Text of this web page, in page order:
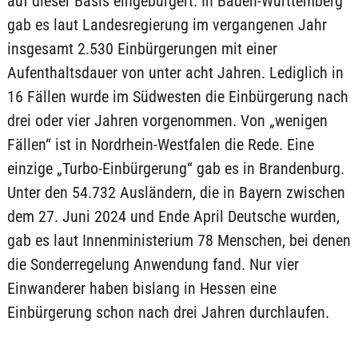
gab es laut Landesregierung im vergangenen Jahr
insgesamt 2.530 Einbürgerungen mit einer
Aufenthaltsdauer von unter acht Jahren. Lediglich in
16 Fällen wurde im Südwesten die Einbürgerung nach
drei oder vier Jahren vorgenommen. Von „wenigen
Fällen“ ist in Nordrhein-Westfalen die Rede. Eine
einzige „Turbo-Einbürgerung“ gab es in Brandenburg.
Unter den 54.732 Ausländern, die in Bayern zwischen
dem 27. Juni 2024 und Ende April Deutsche wurden,
gab es laut Innenministerium 78 Menschen, bei denen
die Sonderregelung Anwendung fand. Nur vier
Einwanderer haben bislang in Hessen eine
Einbürgerung schon nach drei Jahren durchlaufen.